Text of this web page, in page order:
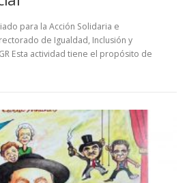
para la Acción Solidaria e
de Igualdad, Inclusión y
Esta actividad tiene el propósito de